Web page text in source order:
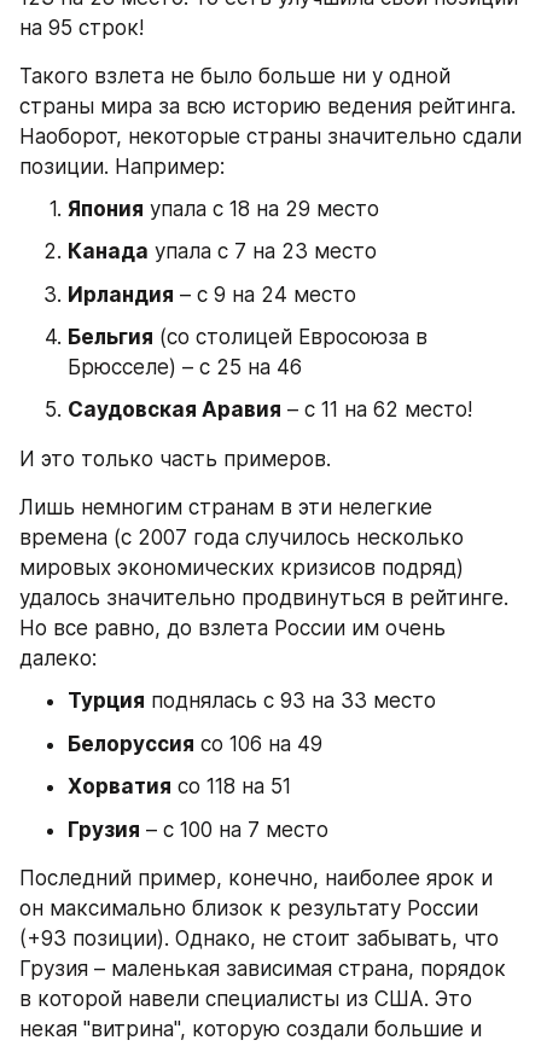
на 95 строк!
Такого взлета не было больше ни у одной
страны мира за всю историю ведения рейтинга.
Наоборот, некоторые страны значительно сдали
позиции. Например:
Япония упала с 18 на 29 место
Канада упала с 7 на 23 место
Ирландия – с 9 на 24 место
Бельгия (со столицей Евросоюза в
Брюсселе) – с 25 на 46
Саудовская Аравия – с 11 на 62 место!
И это только часть примеров.
Лишь немногим странам в эти нелегкие
времена (с 2007 года случилось несколько
мировых экономических кризисов подряд)
удалось значительно продвинуться в рейтинге.
Но все равно, до взлета России им очень
далеко:
Турция поднялась с 93 на 33 место
Белоруссия со 106 на 49
Хорватия со 118 на 51
Грузия – с 100 на 7 место
Последний пример, конечно, наиболее ярок и
он максимально близок к результату России
(+93 позиции). Однако, не стоит забывать, что
Грузия – маленькая зависимая страна, порядок
в которой навели специалисты из США. Это
некая "витрина", которую создали большие и